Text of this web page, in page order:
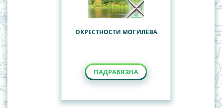
ОКРЕСТНОСТИ МОГИЛЁВА
ПАДРАБЯЗНА